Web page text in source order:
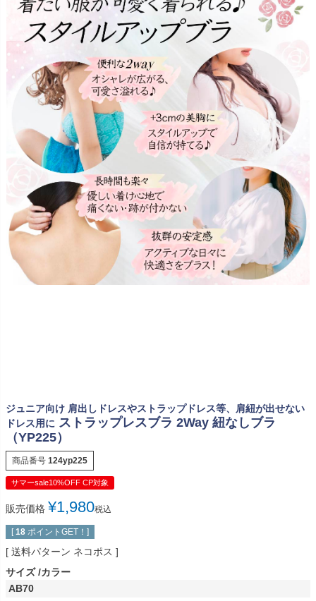
ジュニア向け 肩出しドレスやストラップドレス等、肩紐が出せない
ドレス用に ストラップレスブラ 2Way 紐なしブラ
（YP225）
商品番号 124yp225
サマーsale10%OFF CP対象
販売価格 ¥1,980税込
[ 18 ポイントGET！]
送料パターン ネコポス
サイズ カラー
AB70